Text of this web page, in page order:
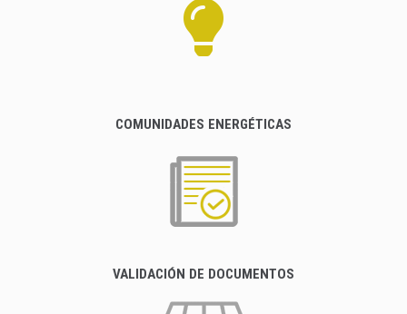
COMUNIDADES ENERGÉTICAS
VALIDACIÓN DE DOCUMENTOS